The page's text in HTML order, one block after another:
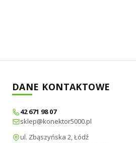
DANE KONTAKTOWE
42 671 98 07
sklep@konektor5000.pl
ul. Zbąszyńska 2, Łódź